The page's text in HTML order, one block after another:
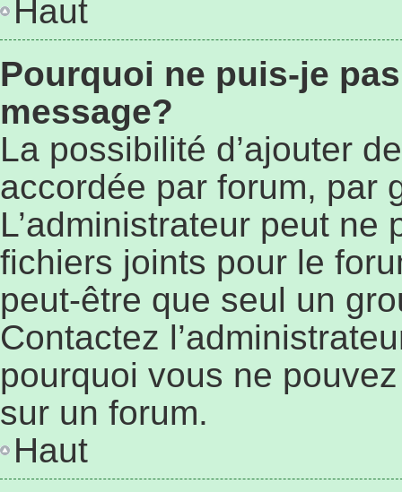
Haut
Pourquoi ne puis-je
message?
La possibilité d’ajouter
accordée par forum, par
L’administrateur peut ne
fichiers joints pour le
peut-être que seul un
Contactez
pourquoi vous ne
sur un forum.
Haut